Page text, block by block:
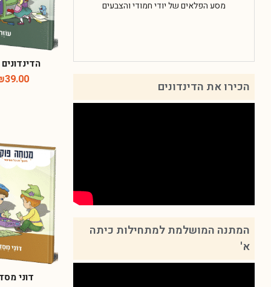
חבילת מסע הפלאים של יודי חמודי והצבעים
הכירו את הדינדונים
המתנה המושלמת למתחילות כיתה
א'
39.00
דוני